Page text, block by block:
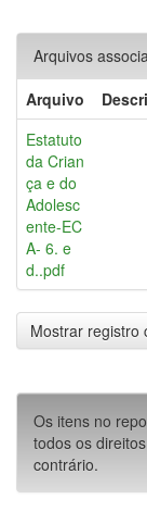
Arquivos
Arquivo
Estatuto
da Crian
ça e do
Adolesc
ente-EC
A- 6. e
d..pdf
Mostrar registro
Os itens no
todos os
contrário.